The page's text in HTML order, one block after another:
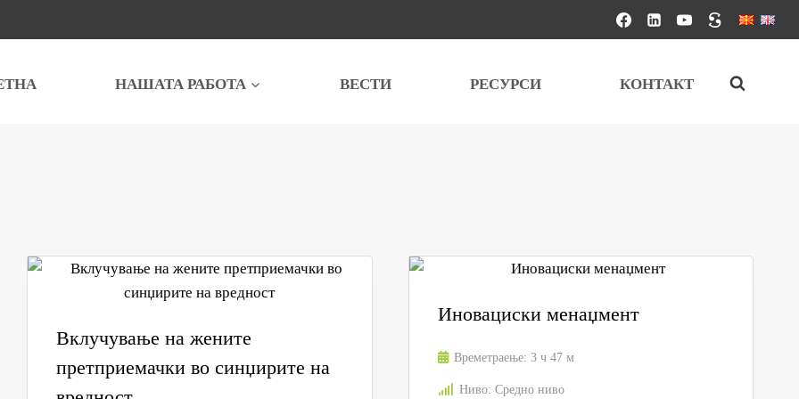
НАШАТА РАБОТА ВЕСТИ РЕСУРСИ КОНТАКТ
Вклучување на жените
претприемачки во синџирите на
Иновациски менаџмент
Времетраење: 3 ч 47 м
Ниво: Средно ниво